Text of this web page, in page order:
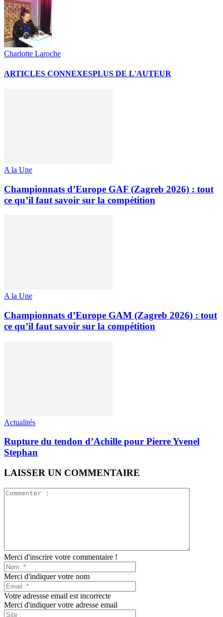
Charlotte Laroche
ARTICLES CONNEXESPLUS DE L'AUTEUR
A la Une
Championnats d’Europe GAF (Zagreb 2026) : tout
ce qu’il faut savoir sur la compétition
A la Une
Championnats d’Europe GAM (Zagreb 2026) : tout
ce qu’il faut savoir sur la compétition
Actualités
Rupture du tendon d’Achille pour Pierre Yvenel
Stephan
LAISSER UN COMMENTAIRE
Merci d'inscrire votre commentaire !
Merci d'indiquer votre nom
Votre adressse email est incorrecte
Merci d'indiquer votre adresse email